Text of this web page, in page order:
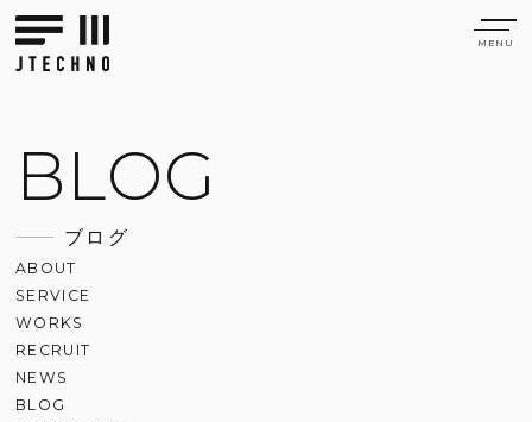
BLOG
ブログ
ABOUT
SERVICE
WORKS
RECRUIT
NEWS
BLOG